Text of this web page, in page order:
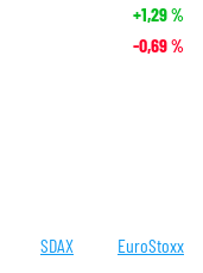
+1,29%
-0,69%
SDAX EuroStoxx